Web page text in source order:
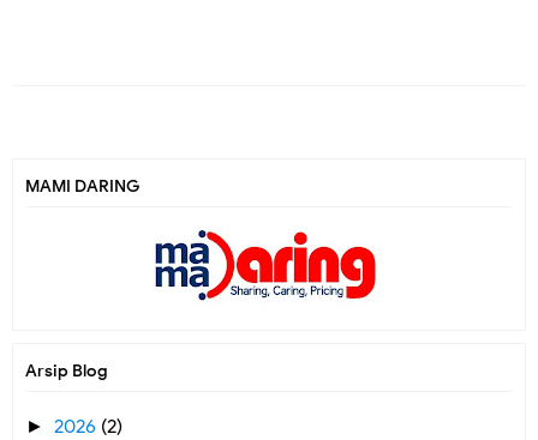
MAMI DARING
Arsip Blog
► 2026 (2)